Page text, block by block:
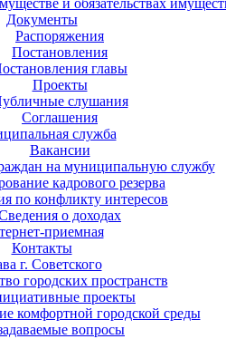
и обязательствах
Документы
Распоряжения
Постановления
главы
Проекты
слушания
Соглашения
служба
Вакансии
на муниципальную службу
кадрового резерва
по конфликту интересов
о доходах
приемная
Контакты
г. Советского
городских пространств
проекты
комфортной городской среды
вопросы